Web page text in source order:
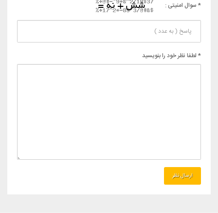
* سوال امنیتی :
* لطفا نظر خود را بنویسید